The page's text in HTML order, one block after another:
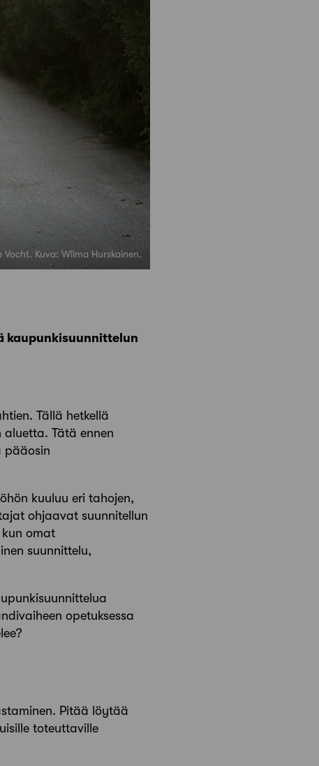
Vocht. Kuva: Wilma Hurskainen.
kaupunkisuunnittelun
Tällä hetkellä
Tätä ennen
pääosin
kuuluu eri tahojen,
ohjaavat suunnitellun
omat
suunnittelu,
opetuksessa
Pitää löytää
toteuttaville